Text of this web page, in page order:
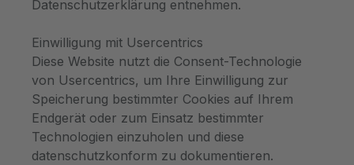
Datenschutzerklärung entnehmen.
Einwilligung mit Usercentrics
Diese Website nutzt die Consent-Technologie
von Usercentrics, um Ihre Einwilligung zur
Speicherung bestimmter Cookies auf Ihrem
Endgerät oder zum Einsatz bestimmter
Technologien einzuholen und diese
datenschutzkonform zu dokumentieren.